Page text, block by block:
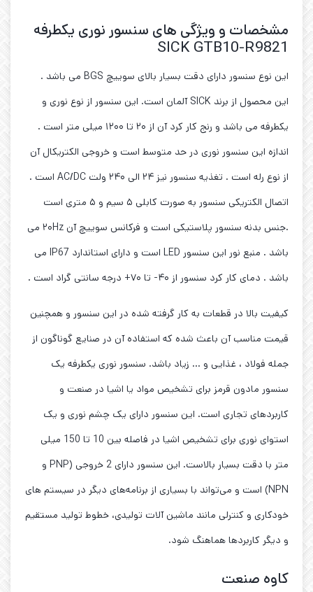
مشخصات و ویژگی های سنسور نوری یکطرفه
SICK GTB10-R9821
این نوع سنسور دارای دقت بسیار بالای سوییچ BGS می باشد .
این محصول از برند SICK آلمان است. این سنسور از نوع نوری و
یکطرفه می باشد و رنج کار کرد آن از ۲۰ تا ۱۲۰۰ میلی متر است .
اندازه این سنسور نوری در حد متوسط است و خروجی الکتریکال آن
از نوع رله است . تغذیه سنسور نیز ۲۴ الی ۲۴۰ ولت AC/DC است .
اتصال الکتریکی سنسور به صورت کابلی ۵ سیم و ۵ متری است
.جنس بدنه سنسور پلاستیکی است و فرکانس سوییچ آن ۲۰Hz می
باشد . منبع نور این سنسور LED است و دارای استاندارد IP67 می
باشد . دمای کار کرد سنسور از ۴۰- تا ۷۰+ درجه سانتی گراد است .
کیفیت بالا در قطعات به کار گرفته شده در این سنسور و همچنین
قیمت مناسب آن باعث شده که استفاده آن در صنایع گوناگون از
جمله فولاد ، غذایی و … زیاد باشد. سنسور نوری یکطرفه یک
سنسور مادون قرمز برای تشخیص مواد یا اشیا در صنعت و
کاربردهای تجاری است. این سنسور دارای یک چشم نوری و یک
استوای نوری برای تشخیص اشیا در فاصله بین 10 تا 150 میلی
متر با دقت بسیار بالاست. این سنسور دارای 2 خروجی (PNP و
NPN) است و می‌تواند با بسیاری از برنامه‌های دیگر در سیستم های
خودکاری و کنترلی مانند ماشین آلات تولیدی، خطوط تولید مستقیم
و دیگر کاربردها هماهنگ شود.
کاوه صنعت